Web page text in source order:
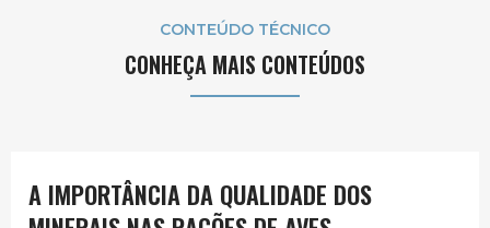
CONTEÚDO TÉCNICO
CONHEÇA MAIS CONTEÚDOS
A IMPORTÂNCIA DA QUALIDADE DOS